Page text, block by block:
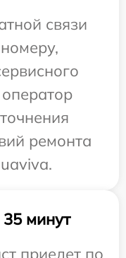
связи
ремонта
минут
приедет по